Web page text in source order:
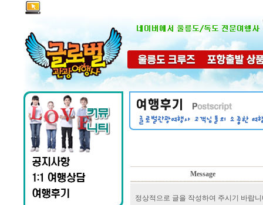
Message
정상적으로 글을 작성하여 주시기 바랍니